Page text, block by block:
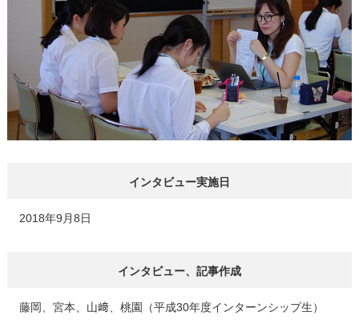
インタビュー実施日
2018年9月8日
インタビュー、記事作成
藤岡、宮本、山﨑、桃園（平成30年度インターンシップ生）